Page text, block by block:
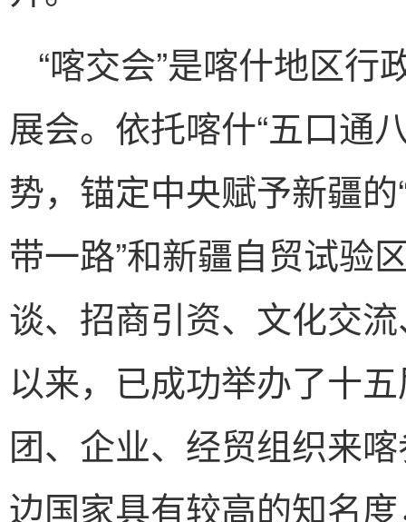
“喀交会”是喀什地区
展会。依托喀什“五口通
势，锚定中央赋予新疆
带一路”和新疆自贸试验
谈、招商引资、文化交
以来，已成功举办了十
团、企业、经贸组织来
边国家具有较高的知名